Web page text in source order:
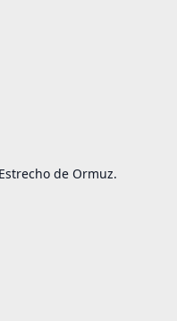
de Ormuz.